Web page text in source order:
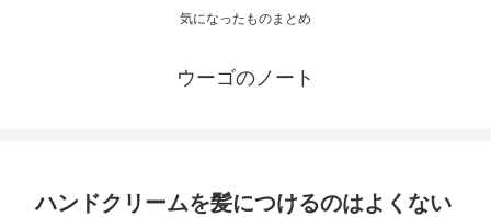
気になったものまとめ
ウーゴのノート
ハンドクリームを髪につけるのはよくない